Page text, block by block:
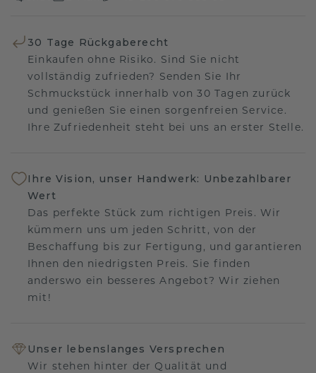
30 Tage Rückgaberecht
Einkaufen ohne Risiko. Sind Sie nicht
vollständig zufrieden? Senden Sie Ihr
Schmuckstück innerhalb von 30 Tagen zurück
und genießen Sie einen sorgenfreien Service.
Ihre Zufriedenheit steht bei uns an erster Stelle.
Ihre Vision, unser Handwerk: Unbezahlbarer
Wert
Das perfekte Stück zum richtigen Preis. Wir
kümmern uns um jeden Schritt, von der
Beschaffung bis zur Fertigung, und garantieren
Ihnen den niedrigsten Preis. Sie finden
anderswo ein besseres Angebot? Wir ziehen
mit!
Unser lebenslanges Versprechen
Wir stehen hinter der Qualität und